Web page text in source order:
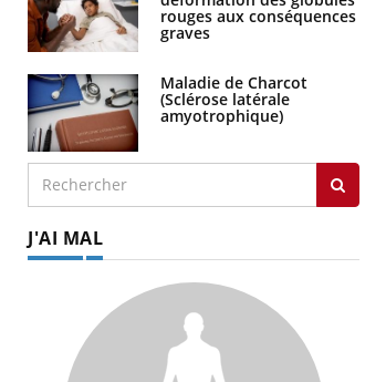
rouges aux conséquences
graves
Maladie de Charcot
(Sclérose latérale
amyotrophique)
J'AI MAL